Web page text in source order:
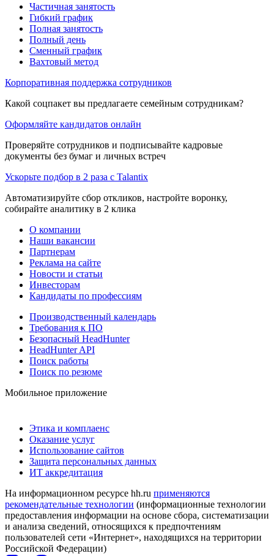
Частичная занятость
Гибкий график
Полная занятость
Полный день
Сменный график
Вахтовый метод
Корпоративная поддержка сотрудников
Какой соцпакет вы предлагаете семейным сотрудникам?
Оформляйте кандидатов онлайн
Проверяйте сотрудников и подписывайте кадровые
документы без бумаг и личных встреч
Ускорьте подбор в 2 раза с Talantix
Автоматизируйте сбор откликов, настройте воронку,
собирайте аналитику в 2 клика
О компании
Наши вакансии
Партнерам
Реклама на сайте
Новости и статьи
Инвесторам
Кандидаты по профессиям
Производственный календарь
Требования к ПО
Безопасный HeadHunter
HeadHunter API
Поиск работы
Поиск по резюме
Мобильное приложение
Этика и комплаенс
Оказание услуг
Использование сайтов
Защита персональных данных
ИТ аккредитация
На информационном ресурсе hh.ru применяются
рекомендательные технологии (информационные технологии
предоставления информации на основе сбора, систематизации
и анализа сведений, относящихся к предпочтениям
пользователей сети «Интернет», находящихся на территории
Российской Федерации)